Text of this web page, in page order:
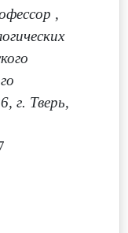
,
г. Тверь,